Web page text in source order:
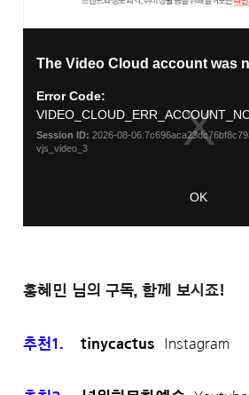
홍혜민 님의 구독, 함께 보시죠!
추천1. tinycactus Instagram